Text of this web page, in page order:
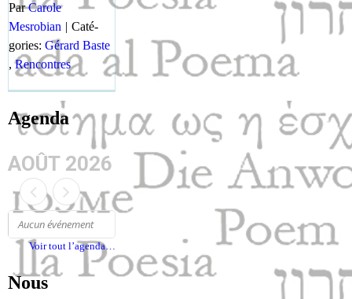
ParCarole
Mesrobian | Caté­
gories: Gérard Baste
,Ren­con­tres
Agenda
AOÛT 2026
Aucun événe­ment
Voir tout l’agenda…
Nous